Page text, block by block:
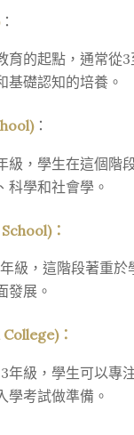
：
育的起點，通常從
基礎認知的培養。
：
級，學生在這個階
科學和社會學。
：
級，這階段著重於
發展。
：
年級，學生可以專
學考試做準備。